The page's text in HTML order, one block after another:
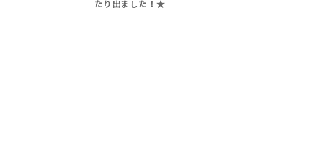
たり出ました！★